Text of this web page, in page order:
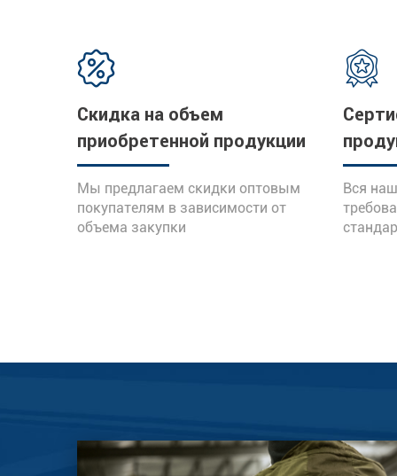
Скидка на объем
приобретенной продукции
Мы предлагаем скидки оптовым
покупателям в зависимости от
объема закупки
Вся